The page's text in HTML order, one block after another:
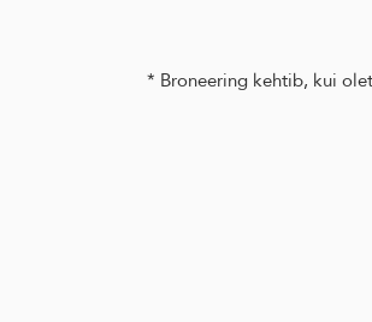
* Broneering kehtib, kui